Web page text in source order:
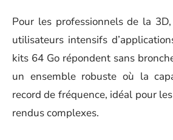
Pour les professionnels de la
utilisateurs intensifs
kits 64 Go répondent sans
un ensemble robuste où la
record de fréquence, idéal pour
rendus complexes.